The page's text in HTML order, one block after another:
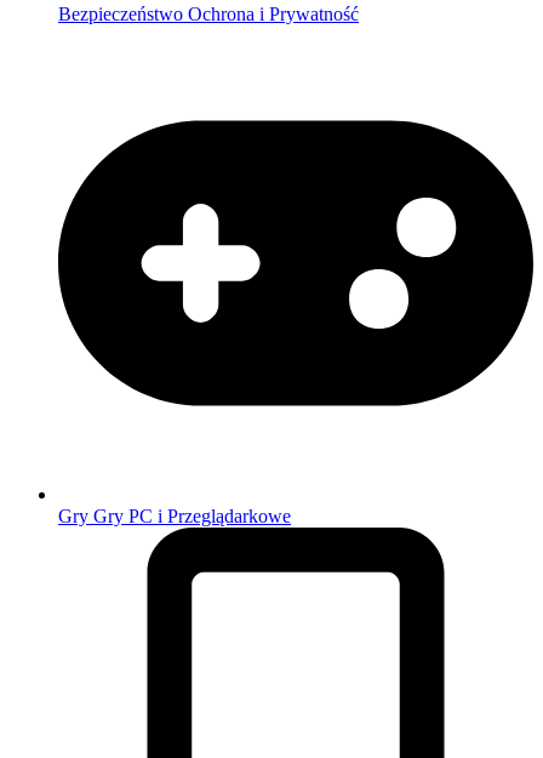
Bezpieczeństwo Ochrona i Prywatność
Gry Gry PC i Przeglądarkowe